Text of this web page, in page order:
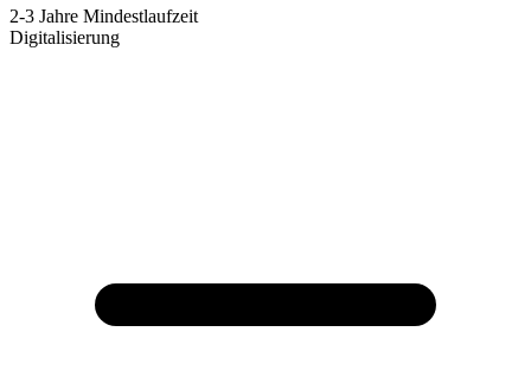
2-3 Jahre Mindestlaufzeit
Digitalisierung